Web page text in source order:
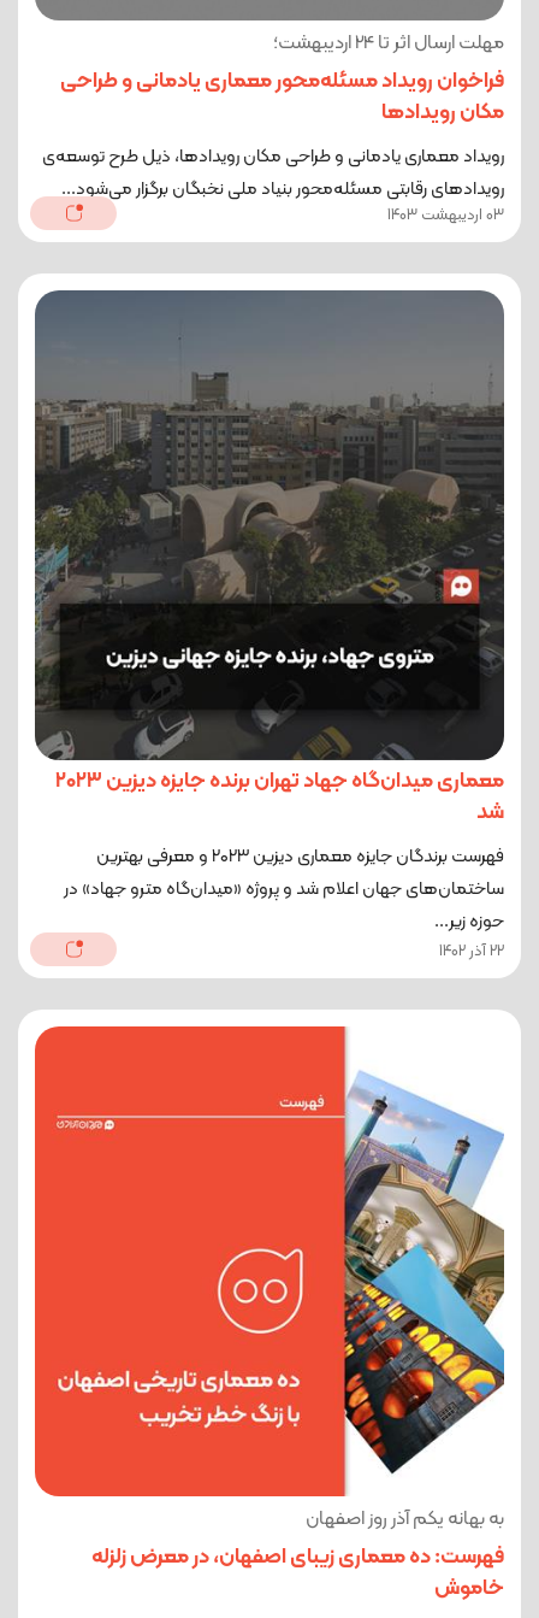
مهلت ارسال اثر تا 24 اردیبهشت؛
فراخوان رویداد مسئله‌محور معماری یادمانی و طراحی
مکان رویداد‌ها
رویداد معماری یادمانی و طراحی مکان رویدادها، ذیل طرح توسعه‌ی
رویداد‌های رقابتی مسئله‌محور بنیاد ملی نخبگان برگزار می‌شود...
03 اردیبهشت 1403
معماری میدان‌گاه جهاد تهران برنده جایزه‌ دیزین ۲۰۲۳
شد
فهرست برندگان جایزه معماری دیزین ۲۰۲۳ و معرفی بهترین
ساختمان‌های جهان اعلام شد و پروژه «میدان‌گاه مترو جهاد» در
حوزه زیر...
22 آذر 1402
به بهانه یکم آذر روز اصفهان
فهرست: ده معماری زیبای اصفهان، در معرض زلزله
خاموش